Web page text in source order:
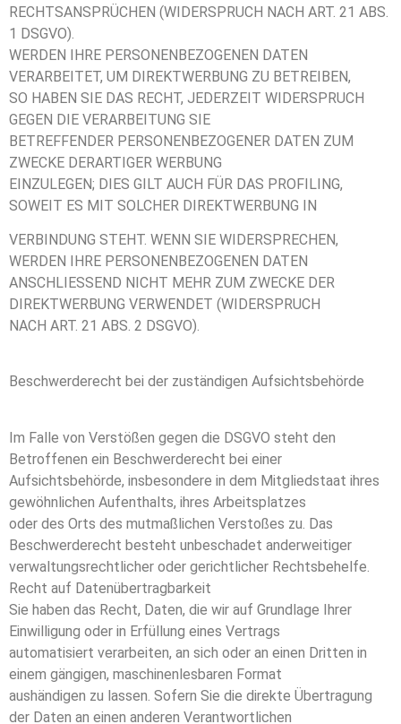
RECHTSANSPRÜCHEN (WIDERSPRUCH NACH ART. 21 ABS.
1 DSGVO).
WERDEN IHRE PERSONENBEZOGENEN DATEN
VERARBEITET, UM DIREKTWERBUNG ZU BETREIBEN,
SO HABEN SIE DAS RECHT, JEDERZEIT WIDERSPRUCH
GEGEN DIE VERARBEITUNG SIE
BETREFFENDER PERSONENBEZOGENER DATEN ZUM
ZWECKE DERARTIGER WERBUNG
EINZULEGEN; DIES GILT AUCH FÜR DAS PROFILING,
SOWEIT ES MIT SOLCHER DIREKTWERBUNG IN
VERBINDUNG STEHT. WENN SIE WIDERSPRECHEN,
WERDEN IHRE PERSONENBEZOGENEN DATEN
ANSCHLIESSEND NICHT MEHR ZUM ZWECKE DER
DIREKTWERBUNG VERWENDET (WIDERSPRUCH
NACH ART. 21 ABS. 2 DSGVO).
Beschwerderecht bei der zuständigen Aufsichtsbehörde
Im Falle von Verstößen gegen die DSGVO steht den
Betroffenen ein Beschwerderecht bei einer
Aufsichtsbehörde, insbesondere in dem Mitgliedstaat ihres
gewöhnlichen Aufenthalts, ihres Arbeitsplatzes
oder des Orts des mutmaßlichen Verstoßes zu. Das
Beschwerderecht besteht unbeschadet anderweitiger
verwaltungsrechtlicher oder gerichtlicher Rechtsbehelfe.
Recht auf Datenübertragbarkeit
Sie haben das Recht, Daten, die wir auf Grundlage Ihrer
Einwilligung oder in Erfüllung eines Vertrags
automatisiert verarbeiten, an sich oder an einen Dritten in
einem gängigen, maschinenlesbaren Format
aushändigen zu lassen. Sofern Sie die direkte Übertragung
der Daten an einen anderen Verantwortlichen